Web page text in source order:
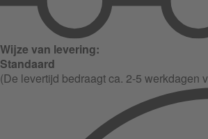
Wijze van levering:
Standaard
(De levertijd bedraagt ca. 2-5 werkdagen